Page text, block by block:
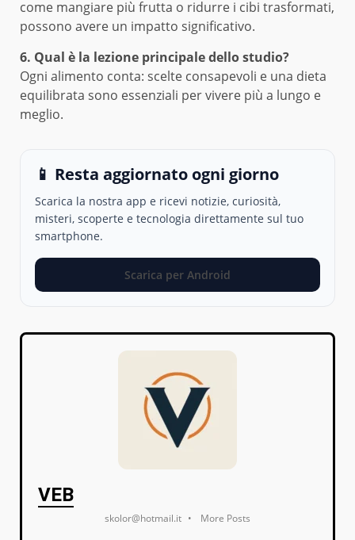
come mangiare più frutta o ridurre i cibi trasformati,
possono avere un impatto significativo.
6. Qual è la lezione principale dello studio?
Ogni alimento conta: scelte consapevoli e una dieta
equilibrata sono essenziali per vivere più a lungo e
meglio.
📱 Resta aggiornato ogni giorno
Scarica la nostra app e ricevi notizie, curiosità,
misteri, scoperte e tecnologia direttamente sul tuo
smartphone.
Scarica per Android
VEB
skolor@hotmail.it • More Posts